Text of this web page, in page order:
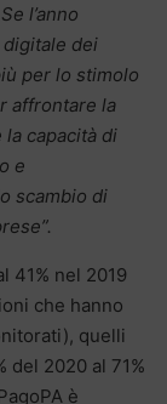
Se l’anno
dei
per lo stimolo
affrontare la
capacità di
e
scambio di
41% nel 2019
che hanno
quelli
del 2020 al 71%
è